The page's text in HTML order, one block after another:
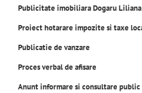
Publicitate imobiliara Dogaru Liliana
Proiect hotarare impozite si taxe
Publicatie de vanzare
Proces verbal de afisare
Anunt informare si consultare public